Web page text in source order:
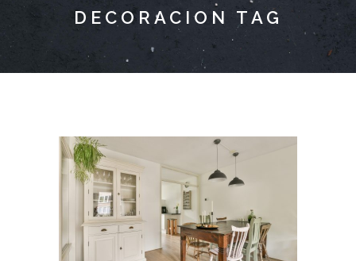
DECORACION TAG